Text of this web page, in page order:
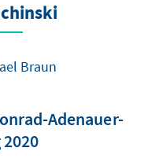
Braun
Adenauer-